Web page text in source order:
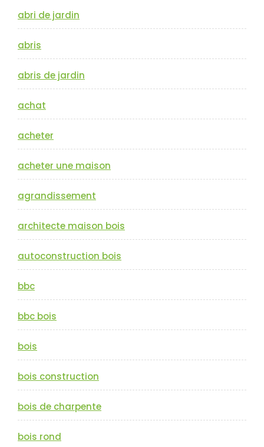
abri de jardin
abris
abris de jardin
achat
acheter
acheter une maison
agrandissement
architecte maison bois
autoconstruction bois
bbc
bbc bois
bois
bois construction
bois de charpente
bois rond